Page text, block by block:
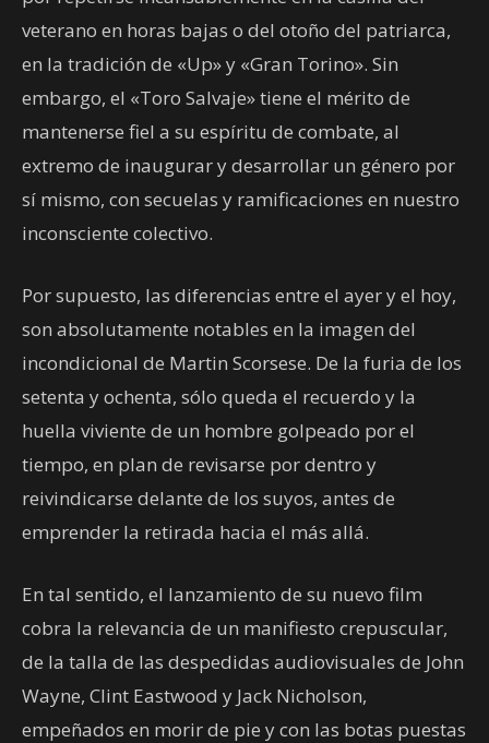
veterano en horas bajas o del otoño del patriarca,
en la tradición de «Up» y «Gran Torino». Sin
embargo, el «Toro Salvaje» tiene el mérito de
mantenerse fiel a su espíritu de combate, al
extremo de inaugurar y desarrollar un género por
sí mismo, con secuelas y ramificaciones en nuestro
inconsciente colectivo.
Por supuesto, las diferencias entre el ayer y el hoy,
son absolutamente notables en la imagen del
incondicional de Martin Scorsese. De la furia de los
setenta y ochenta, sólo queda el recuerdo y la
huella viviente de un hombre golpeado por el
tiempo, en plan de revisarse por dentro y
reivindicarse delante de los suyos, antes de
emprender la retirada hacia el más allá.
En tal sentido, el lanzamiento de su nuevo film
cobra la relevancia de un manifiesto crepuscular,
de la talla de las despedidas audiovisuales de John
Wayne, Clint Eastwood y Jack Nicholson,
empeñados en morir de pie y con las botas puestas